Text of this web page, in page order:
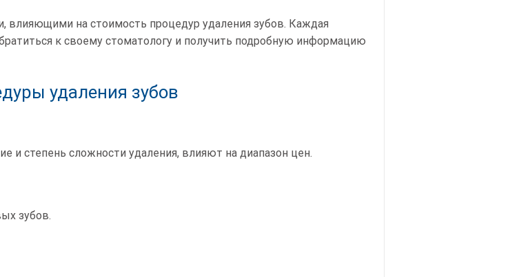
на стоимость процедур удаления зубов. Каждая
к своему стоматологу и получить подробную информацию
удаления зубов
и степень сложности удаления, влияют на диапазон цен.
зубов.